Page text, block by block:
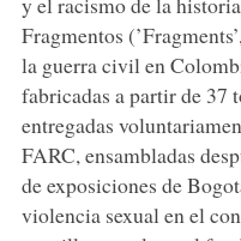
Fragmentos
la guerra civil en
fabricadas a partir de 37
entregadas
FARC, ensambladas
de exposiciones de
violencia sexual en el